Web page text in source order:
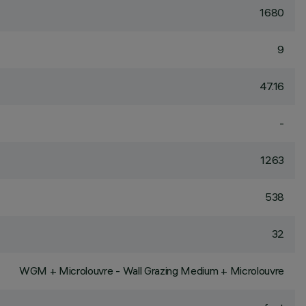
1680
9
47.16
-
1263
538
32
WGM + Microlouvre - Wall Grazing Medium + Microlouvre